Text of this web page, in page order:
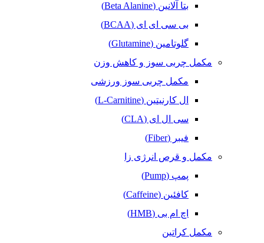
بتا آلانین (Beta Alanine)
بی سی ای ای (BCAA)
گلوتامین (Glutamine)
مکمل‌ چربی‌ سوز و کاهش وزن
مکمل چربی سوز ورزشی
ال کارنیتین (L-Carnitine)
سی ال ای (CLA)
فیبر (Fiber)
مکمل و قرص انرژی زا
پمپ (Pump)
کافئین (Caffeine)
اچ ام بی (HMB)
مکمل کراتین